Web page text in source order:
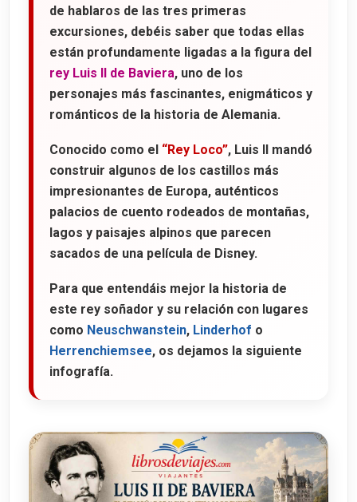
La Casa de Alberto Durero
El Campo Zeppelin
de hablaros de las tres primeras
excursiones, debéis saber que todas ellas
están profundamente ligadas a la figura del
rey Luis II de Baviera, uno de los
personajes más fascinantes, enigmáticos y
románticos de la historia de Alemania.
Conocido como el “Rey Loco”, Luis II mandó
construir algunos de los castillos más
impresionantes de Europa, auténticos
palacios de cuento rodeados de montañas,
lagos y paisajes alpinos que parecen
sacados de una película de Disney.
Para que entendáis mejor la historia de
este rey soñador y su relación con lugares
como Neuschwanstein, Linderhof o
Herrenchiemsee, os dejamos la siguiente
infografía.